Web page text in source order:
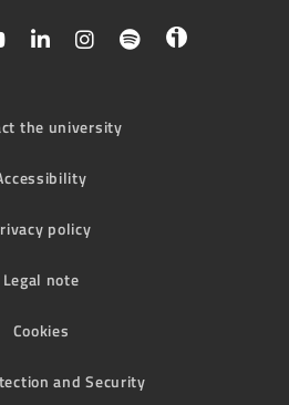
the university
policy
Legal note
Cookies
and Security